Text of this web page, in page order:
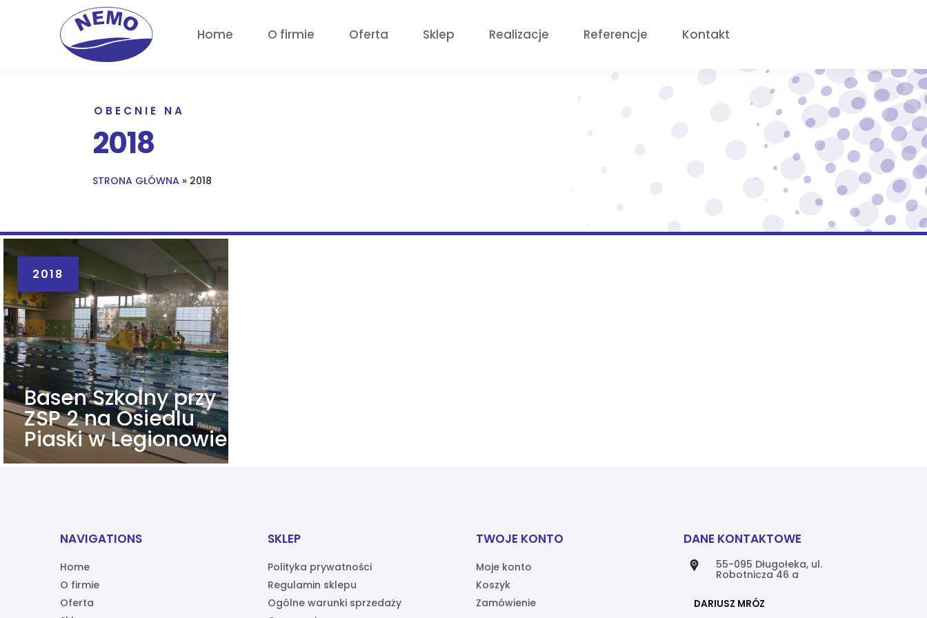
Home O firmie Oferta Sklep Realizacje Referencje Kontakt
OBECNIE NA
2018
STRONA GŁÓWNA » 2018
Basen Szkolny przy
ZSP 2 na Osiedlu
Piaski w Legionowie
2018
NAVIGATIONS
Home
O firmie
Oferta
SKLEP
Polityka prywatności
Regulamin sklepu
Ogólne warunki sprzedaży
TWOJE KONTO
Moje konto
Koszyk
Zamówienie
DANE KONTAKTOWE
55-095 Długołeka, ul.
Robotnicza 46 a
DARIUSZ MRÓZ